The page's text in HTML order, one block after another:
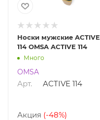
Носки мужские ACTIVE
114 OMSA ACTIVE 114
Много
OMSA
Арт. ACTIVE 114
Акция (-48%)